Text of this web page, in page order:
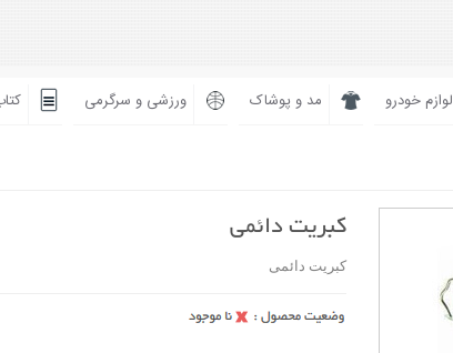
لوازم خودرو مد و پوشاک ورزشی و سرگرمی
کبریت دائمی
کبریت دائمی